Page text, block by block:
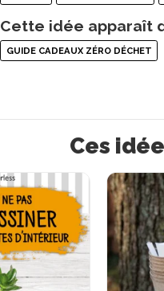
Cette idée apparaît
GUIDE CADEAUX ZÉRO DÉCHET
Ces